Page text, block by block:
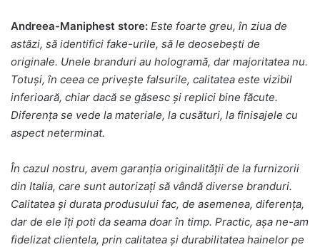
Andreea-Maniphest store: Este foarte greu, în ziua de
astăzi, să identifici fake-urile, să le deosebești de
originale. Unele branduri au hologramă, dar majoritatea nu.
Totuși, în ceea ce privește falsurile, calitatea este vizibil
inferioară, chiar dacă se găsesc și replici bine făcute.
Diferența se vede la materiale, la cusături, la finisajele cu
aspect neterminat.
În cazul nostru, avem garanția originalității de la furnizorii
din Italia, care sunt autorizați să vândă diverse branduri.
Calitatea și durata produsului fac, de asemenea, diferența,
dar de ele îți poti da seama doar în timp. Practic, așa ne-am
fidelizat clientela, prin calitatea și durabilitatea hainelor pe